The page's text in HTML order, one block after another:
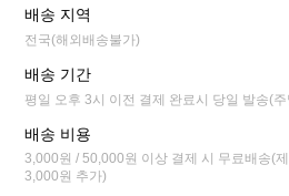
배송 지역
전국(해외배송불가)
배송 기간
평일 오후 3시 이전 결제 완료시 당일 발송(
배송 비용
3,000원 / 50,000원 이상 결제 시 무료배송(
3,000원 추가)